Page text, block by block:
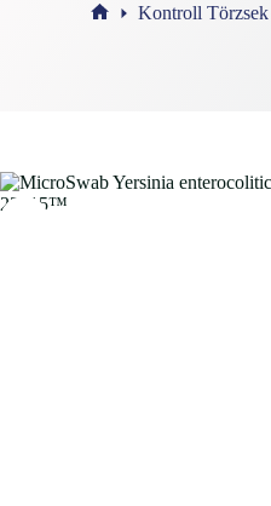
Kontroll Törzsek